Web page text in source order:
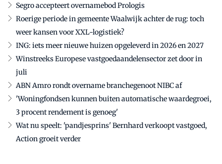
Segro accepteert overnamebod Prologis
Roerige periode in gemeente Waalwijk achter de rug: toch
weer kansen voor XXL-logistiek?
ING: iets meer nieuwe huizen opgeleverd in 2026 en 2027
Winstreeks Europese vastgoedaandelensector zet door in
juli
ABN Amro rondt overname branchegenoot NIBC af
'Woningfondsen kunnen buiten automatische waardegroei,
3 procent rendement is genoeg'
Wat nu speelt: 'pandjesprins' Bernhard verkoopt vastgoed,
Action groeit verder